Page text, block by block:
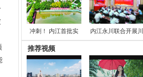
冲刺！ 内江首批实 内江永川联合开展川
推荐视频